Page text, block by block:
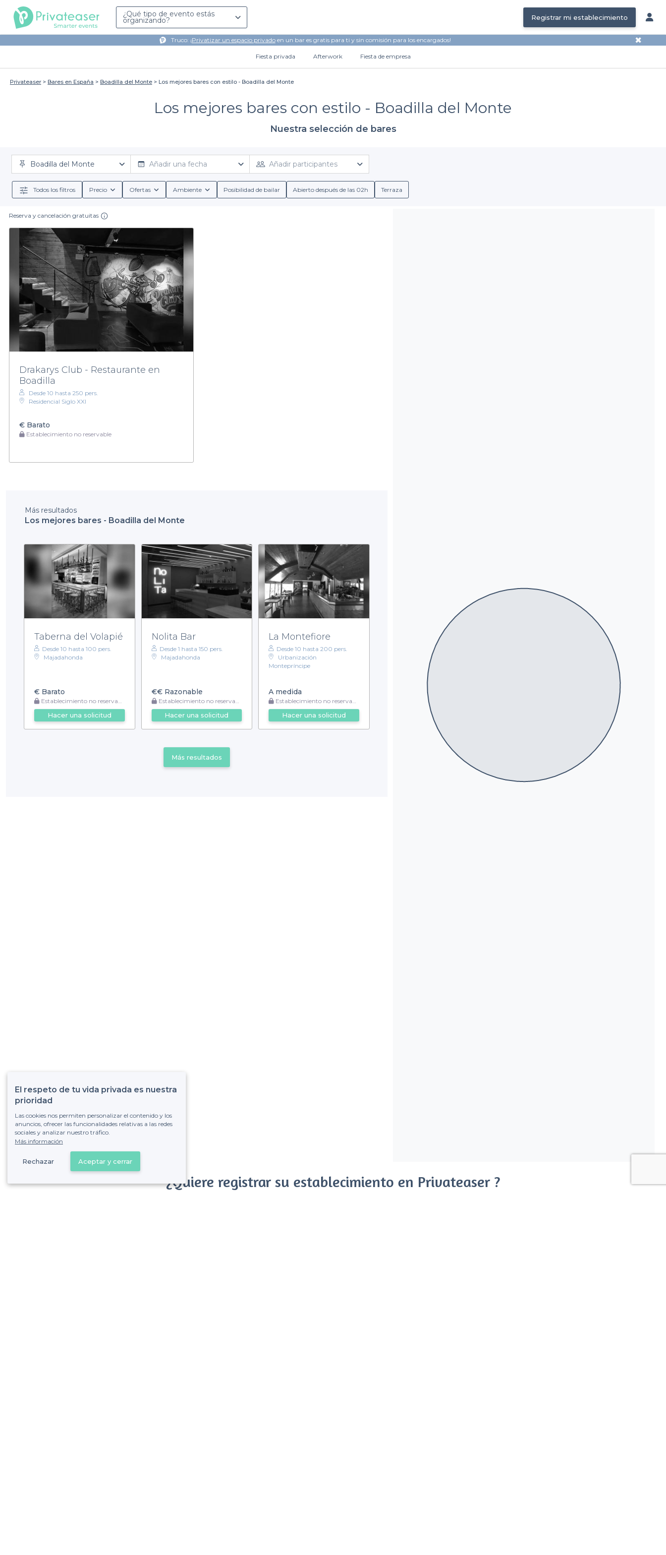
¿Qué tipo de evento estás
organizando? Registrar mi establecimiento
Truco: ¡Privatizar un espacio privadoen un bar es gratis para ti y sin comisión para los encargados! ✖
Fiesta privada Afterwork Fiesta de empresa
Privateaser Bares en España Boadilla del Monte Los mejores bares con estilo - Boadilla del Monte
Los mejores bares con estilo - Boadilla del Monte
Nuestra selección de bares
Boadilla del Monte Añadir una fecha Añadir participantes
Todos los filtros Precio Ofertas Ambiente Posibilidad de bailar Abierto después de las 02h Terraza
Reserva y cancelación gratuitas
Drakarys Club - Restaurante en
Boadilla
Desde 10 hasta 250 pers.
Residencial Siglo XXI
€ Barato
Establecimiento no reservable
Más resultados
Los mejores bares - Boadilla del Monte
Taberna del Volapié
Desde 10 hasta 100 pers.
Majadahonda
€ Barato
Establecimiento no reservable
Hacer una solicitud
Nolita Bar
Desde 1 hasta 150 pers.
Majadahonda
€€Razonable
Establecimiento no reservable
Hacer una solicitud
La Montefiore
Desde 10 hasta 200 pers.
Urbanización
Montepríncipe
A medida
Establecimiento no reservable
Hacer una solicitud
Más resultados
¿Quiere registrar su establecimiento en Privateaser ?
El respeto de tu vida privada es nuestra
prioridad
Las cookies nos permiten personalizar el contenido y los
anuncios, ofrecer las funcionalidades relativas a las redes
sociales y analizar nuestro tráfico.
Más información
Rechazar Aceptar y cerrar